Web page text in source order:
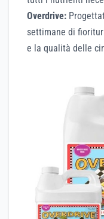
Overdrive:
settimane di
e la qualità delle